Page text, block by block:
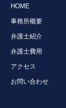
HOME
事務所概要
弁護士紹介
弁護士費用
アクセス
お問い合わせ